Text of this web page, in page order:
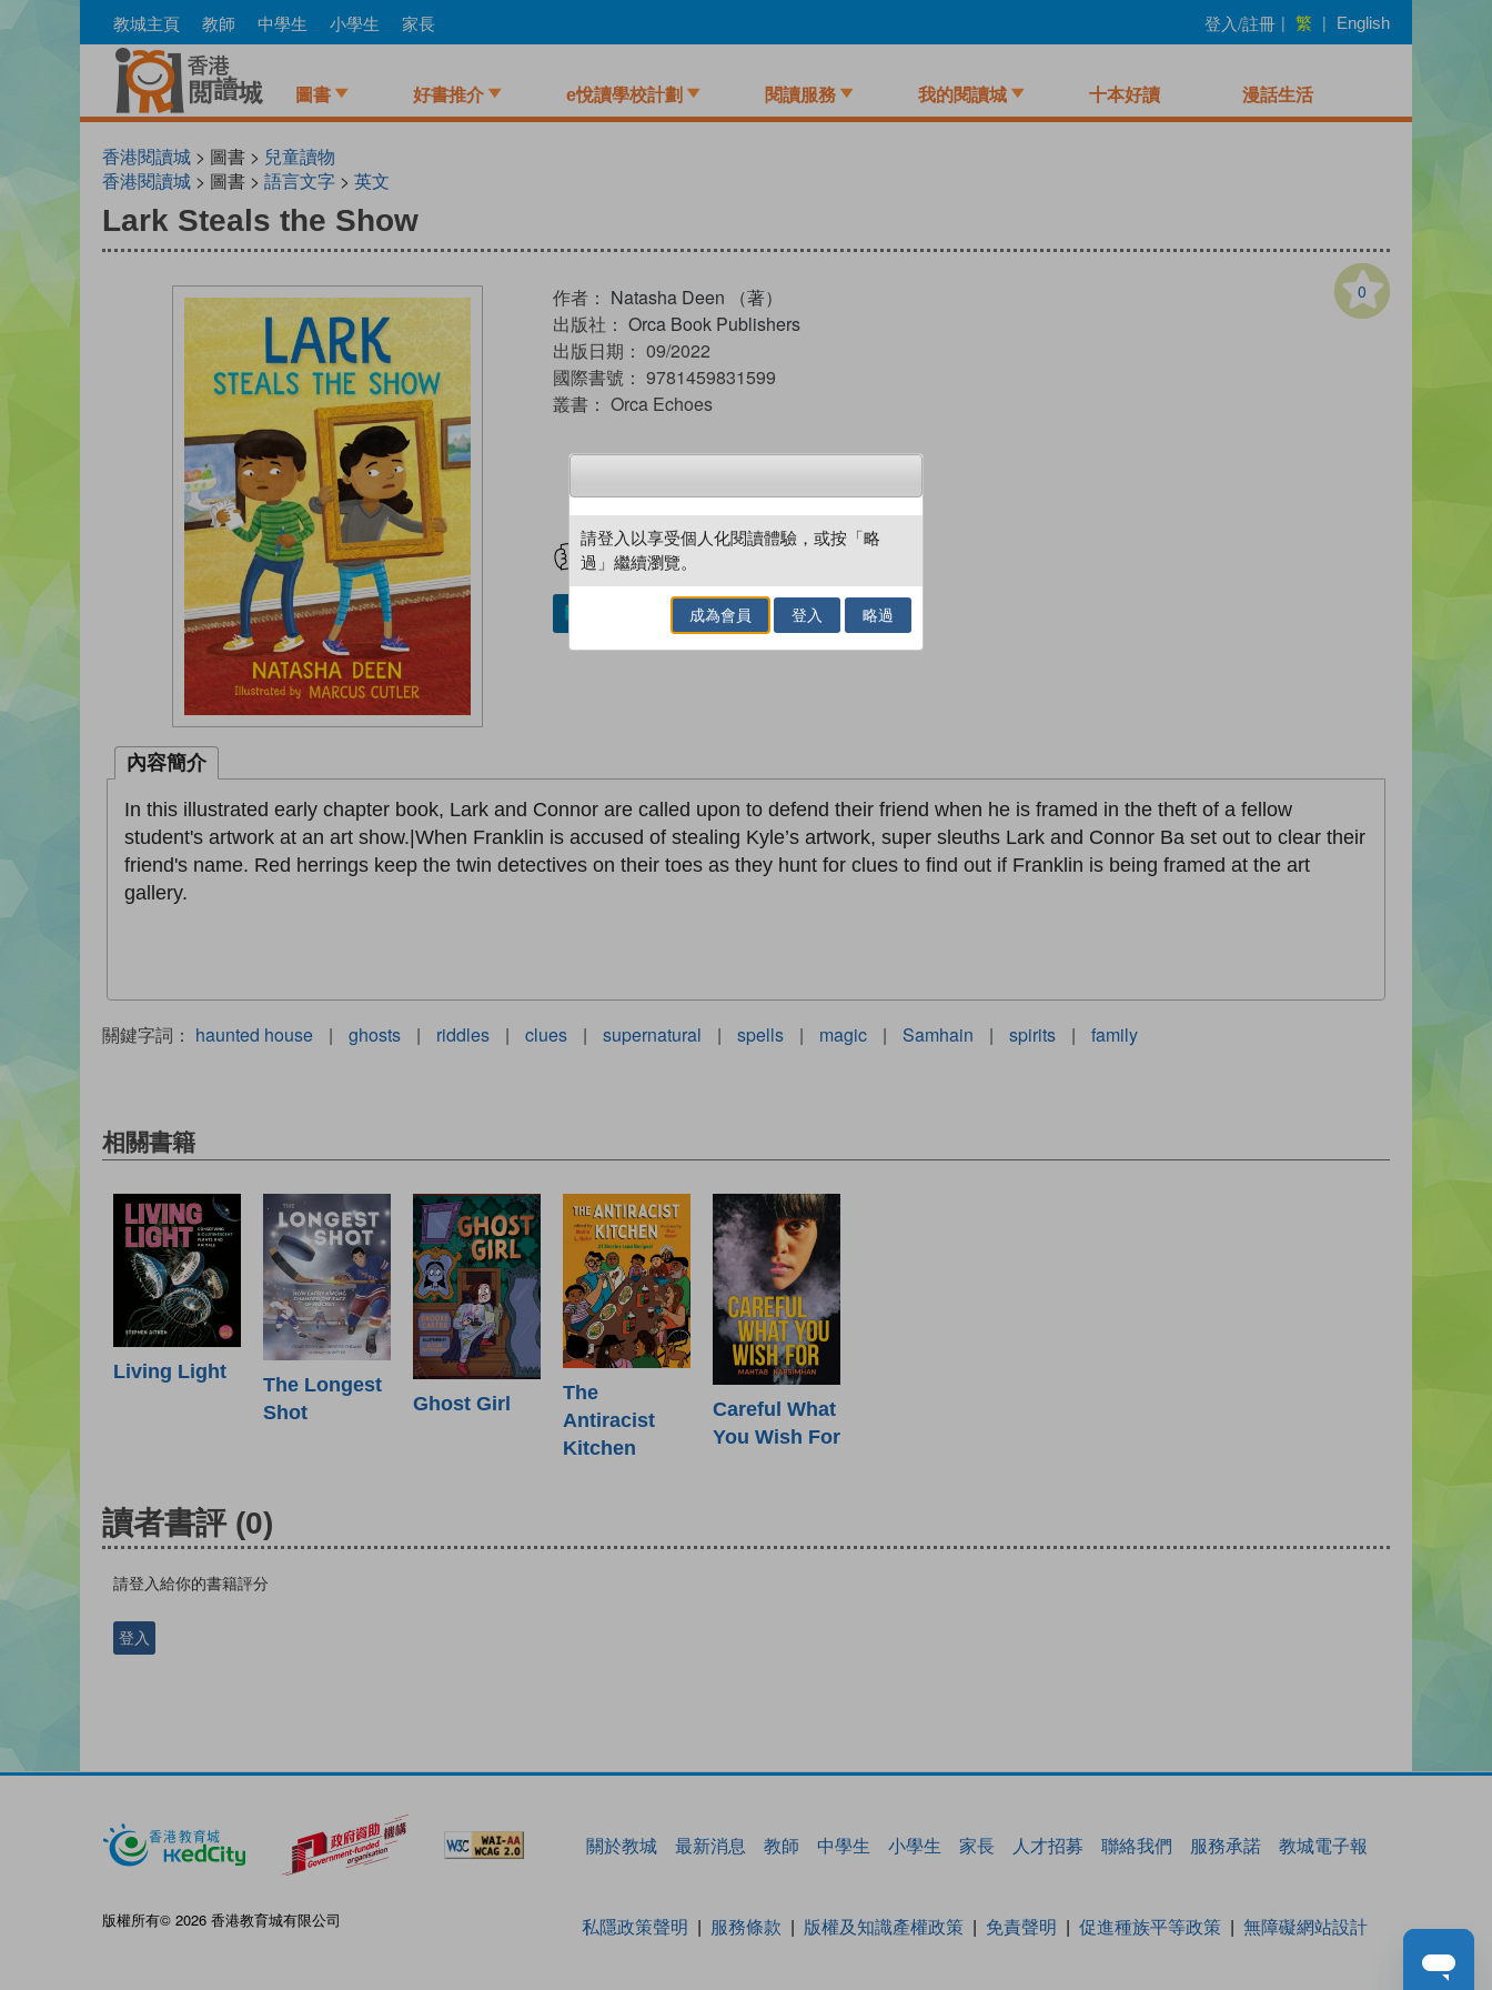
to
教城主頁 教師 中學生 小學生 家長 登入/註冊 | 繁 | English
圖書 好書推介 e悅讀學校計劃 閱讀服務 我的閱讀城 十本好讀 漫話生活
香港閱讀城 > 圖書 > 兒童讀物
香港閱讀城 > 圖書 > 語言文字 > 英文
Lark Steals the Show
0
作者： Natasha Deen （著）
出版社： Orca Book Publishers
出版日期： 09/2022
國際書號： 9781459831599
叢書： Orca Echoes
試閲 加入閱讀紀錄
加入／閱讀電子書
內容簡介
In this illustrated early chapter book, Lark and Connor are called upon to defend their friend when he is framed in the theft of a fellow
student's artwork at an art show.|When Franklin is accused of stealing Kyle’s artwork, super sleuths Lark and Connor Ba set out to clear their
friend's name. Red herrings keep the twin detectives on their toes as they hunt for clues to find out if Franklin is being framed at the art
gallery.
關鍵字詞： haunted house | ghosts | riddles | clues | supernatural | spells | magic | Samhain | spirits | family
相關書籍
Living Light
The Longest
Shot
Ghost Girl
The
Antiracist
Kitchen
Careful What
You Wish For
讀者書評 (0)
請登入給你的書籍評分
登入
關於教城 最新消息 教師 中學生 小學生 家長 人才招募 聯絡我們 服務承諾 教城電子報
版權所有© 2026 香港教育城有限公司 私隱政策聲明 服務條款 版權及知識產權政策 免責聲明 促進種族平等政策 無障礙網站設計
請登入以享受個人化閱讀體驗，或按「略
過」繼續瀏覽。
成為會員 登入 略過